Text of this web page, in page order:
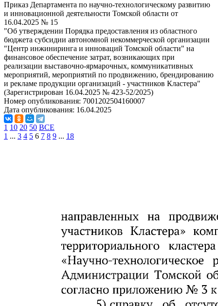
Приказ Департамента по научно-технологическому развитию
и инновационной деятельности Томской области от
16.04.2025 № 15
"Об утверждении Порядка предоставления из областного
бюджета субсидии автономной некоммерческой организации
"Центр инжиниринга и инноваций Томской области" на
финансовое обеспечение затрат, возникающих при
реализации выставочно-ярмарочных, коммуникативных
мероприятий, мероприятий по продвижению, брендированию
и рекламе продукции организаций - участников Кластера"
(Зарегистрирован 16.04.2025 № 423-52/2025)
Номер опубликования: 7001202504160007
Дата опубликования: 16.04.2025
1 10 20 50 ВСЕ
1 ... 3 4 5 6 7 8 9 ... 18